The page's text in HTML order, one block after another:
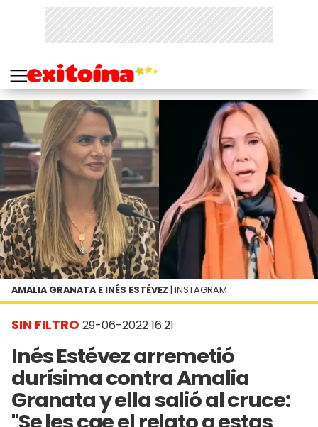
SIN FILTRO 29-06-2022 16:21
Inés Estévez arremetió
durísima contra Amalia
Granata y ella salió al cruce:
AMALIA GRANATA E INÉS ESTÉVEZ | INSTAGRAM